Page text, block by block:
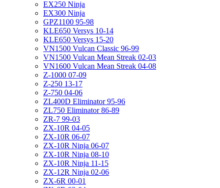
EX250 Ninja
EX300 Ninja
GPZ1100 95-98
KLE650 Versys 10-14
KLE650 Versys 15-20
VN1500 Vulcan Classic 96-99
VN1500 Vulcan Mean Streak 02-03
VN1600 Vulcan Mean Streak 04-08
Z-1000 07-09
Z-250 13-17
Z-750 04-06
ZL400D Eliminator 95-96
ZL750 Eliminator 86-89
ZR-7 99-03
ZX-10R 04-05
ZX-10R 06-07
ZX-10R Ninja 06-07
ZX-10R Ninja 08-10
ZX-10R Ninja 11-15
ZX-12R Ninja 02-06
ZX-6R 00-01